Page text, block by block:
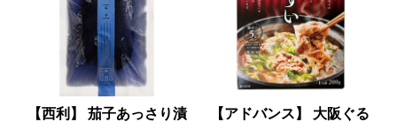
【西利】 茄子あっさり漬
【アドバンス】 大阪ぐる